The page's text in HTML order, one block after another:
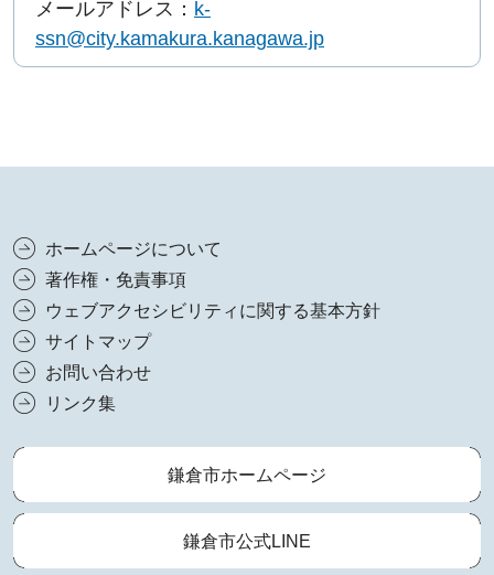
メールアドレス： k-
ssn@city.kamakura.kanagawa.jp
ホームページについて
著作権・免責事項
ウェブアクセシビリティに関する基本方針
サイトマップ
お問い合わせ
リンク集
鎌倉市ホームページ
鎌倉市公式LINE